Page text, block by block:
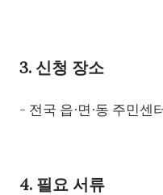
3. 신청 장소
- 전국 읍∙면∙동 주민센
4. 필요 서류